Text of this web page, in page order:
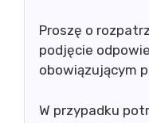
Proszę o
podjęcie
obowiązującym
W przypadku